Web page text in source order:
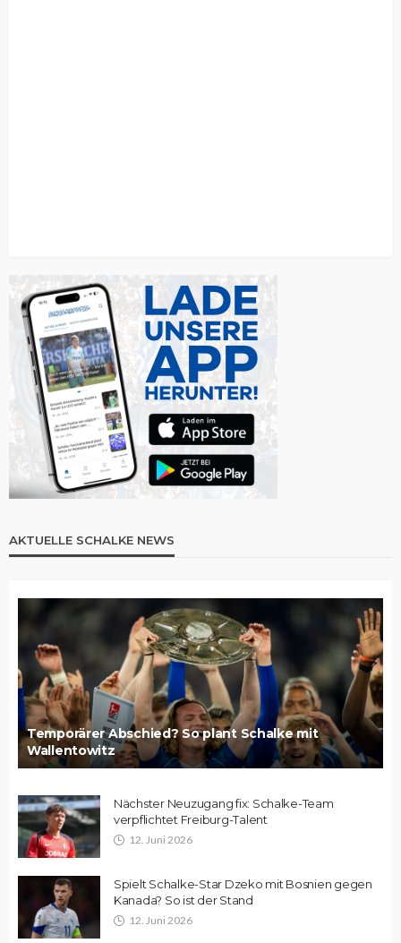
AKTUELLE SCHALKE NEWS
Temporärer Abschied? So plant Schalke mit
Wallentowitz
Nächster Neuzugang fix: Schalke-Team
verpflichtet Freiburg-Talent
12. Juni 2026
Spielt Schalke-Star Dzeko mit Bosnien gegen
Kanada? So ist der Stand
12. Juni 2026